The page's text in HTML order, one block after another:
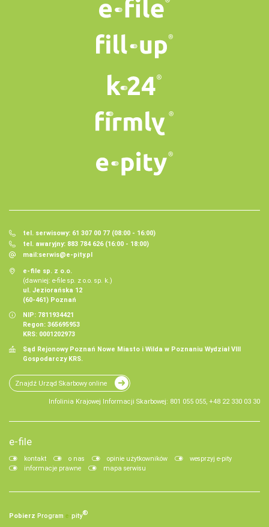
tel. serwisowy: 61 307 00 77 (08:00 - 16:00)
tel. awaryjny: 883 784 626 (16:00 - 18:00)
mail:serwis@e-pity.pl
e-file sp. z o.o.
(dawniej: e-file sp. z o.o. sp. k.)
ul. Jeziorańska 12
(60-461) Poznań
NIP: 7811934421
Regon: 365695953
KRS: 0001202973
Sąd Rejonowy Poznań Nowe Miasto i Wilda w Poznaniu Wydział VIII
Gospodarczy KRS.
Znajdź Urząd Skarbowy online
Infolinia Krajowej Informacji Skarbowej: 801 055 055, +48 22 330 03 30
e-file
kontakt o nas opinie użytkowników
wesprzyj e-pity
informacje prawne
mapa serwisu
Pobierz Program e‑pity®